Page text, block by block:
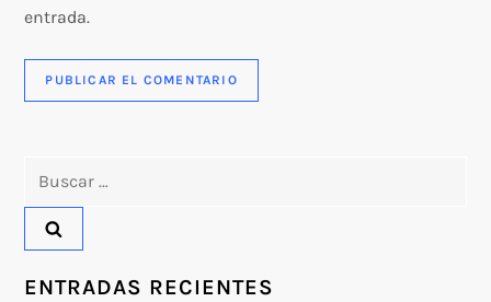
entrada.
ENTRADAS RECIENTES